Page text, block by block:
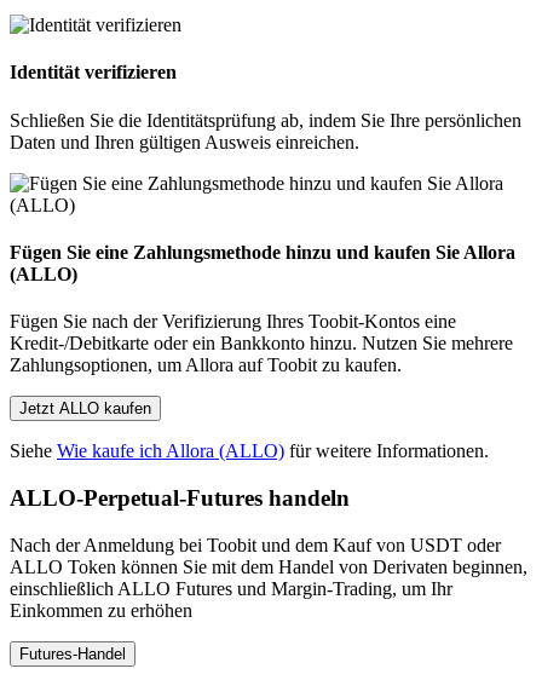
Identität verifizieren
Schließen Sie die Identitätsprüfung ab, indem Sie Ihre persönlichen
Daten und Ihren gültigen Ausweis einreichen.
Fügen Sie eine Zahlungsmethode hinzu und kaufen Sie Allora
(ALLO)
Fügen Sie nach der Verifizierung Ihres Toobit-Kontos eine
Kredit-/Debitkarte oder ein Bankkonto hinzu. Nutzen Sie mehrere
Zahlungsoptionen, um Allora auf Toobit zu kaufen.
Jetzt ALLO kaufen
Siehe Wie kaufe ich Allora (ALLO) für weitere Informationen.
ALLO-Perpetual-Futures handeln
Nach der Anmeldung bei Toobit und dem Kauf von USDT oder
ALLO Token können Sie mit dem Handel von Derivaten beginnen,
einschließlich ALLO Futures und Margin-Trading, um Ihr
Einkommen zu erhöhen
Futures-Handel